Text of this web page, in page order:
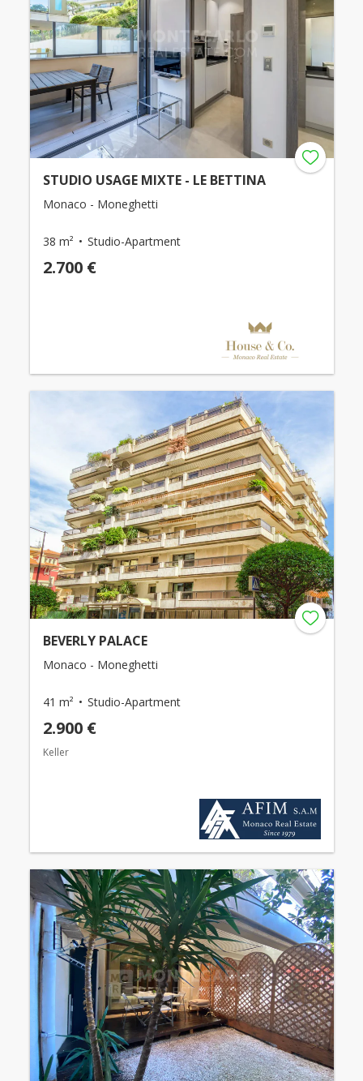
STUDIO USAGE MIXTE - LE BETTINA
Monaco - Moneghetti
38 m² Studio-Apartment
2.700 €
BEVERLY PALACE
Monaco - Moneghetti
41 m² Studio-Apartment
2.900 €
Keller